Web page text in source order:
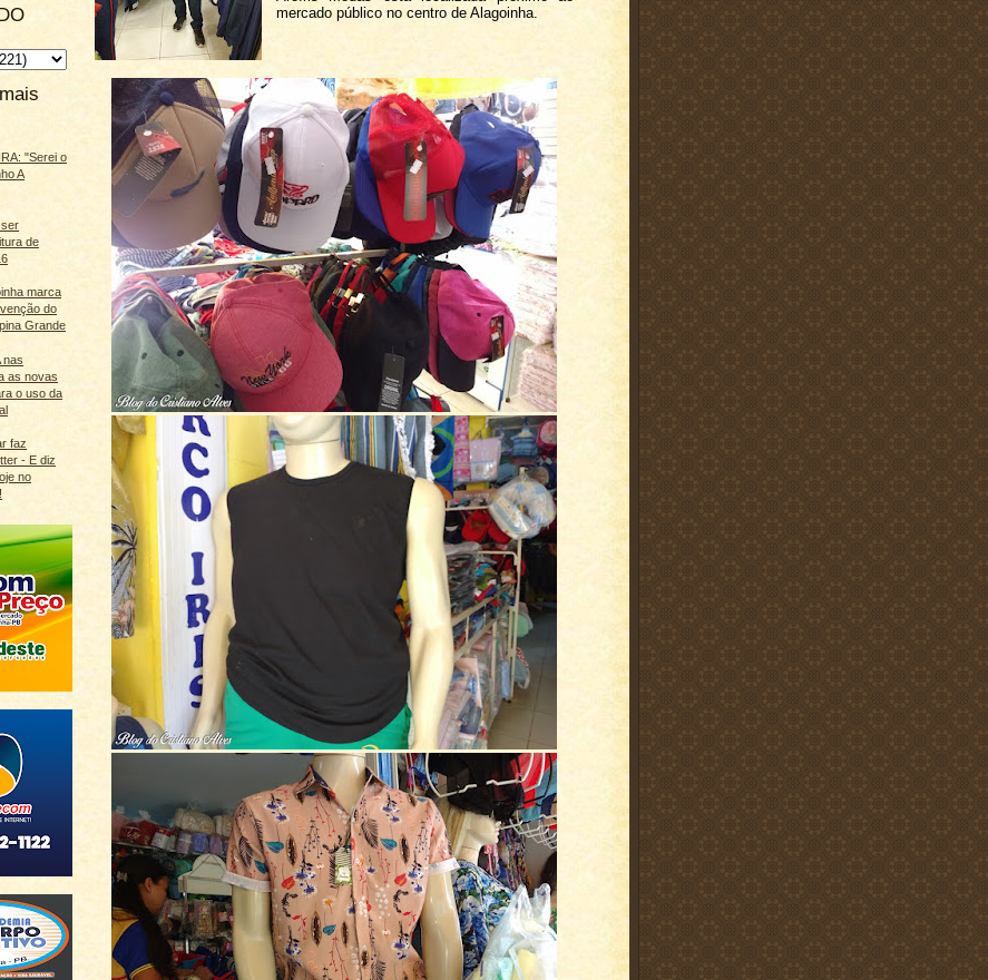
"Serei o
A
ser
de
marca
do
Grande
nas
as novas
o uso da
faz
- E diz
no
mercado público no centro de Alagoinha.